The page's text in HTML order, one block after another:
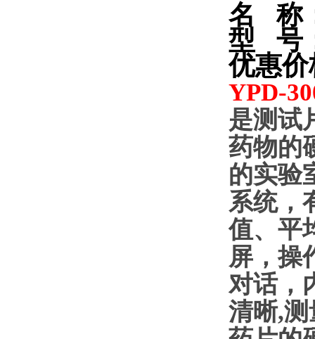
名
称
型
号
优惠价
YPD-
是测试
药物的
的实验
系统，
值、平
屏，操
对话，
清晰,